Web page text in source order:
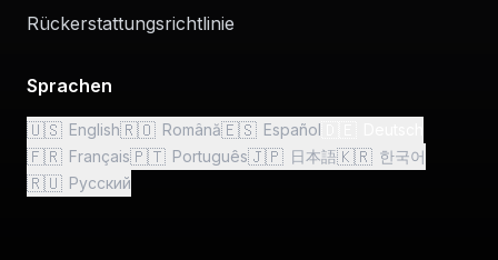
Rückerstattungsrichtlinie
Sprachen
🇺🇸 English🇷🇴 Română🇪🇸 Español
🇫🇷 Français🇵🇹 Português🇯🇵 日本語🇰🇷 한국어
🇷🇺 Русский